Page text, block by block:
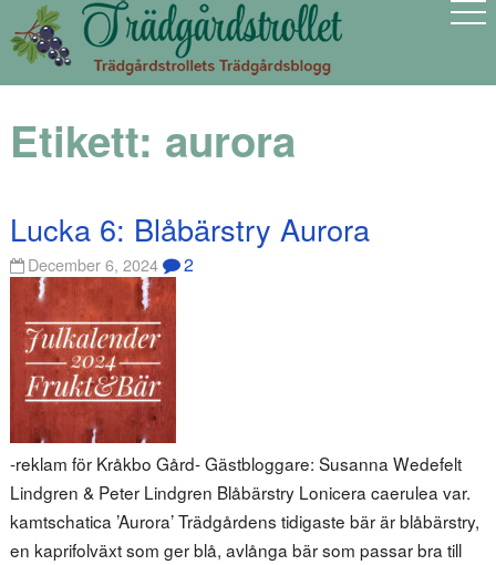
Etikett: aurora
Lucka 6: Blåbärstry Aurora
December 6, 2024 2
-reklam för Kråkbo Gård- Gästbloggare: Susanna Wedefelt
Lindgren & Peter Lindgren Blåbärstry Lonicera caerulea var.
kamtschatica ’Aurora’ Trädgårdens tidigaste bär är blåbärstry,
en kaprifolväxt som ger blå, avlånga bär som passar bra till